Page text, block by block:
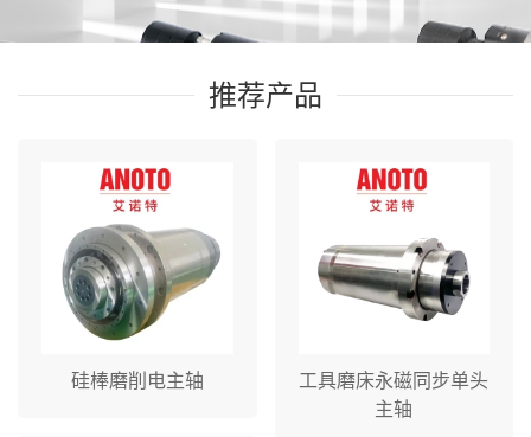
推荐产品
硅棒磨削电主轴
工具磨床永磁同步单头
主轴